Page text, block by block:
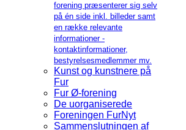
forening præsenterer sig selv
på én side inkl. billeder samt
en række relevante
informationer -
kontaktinformationer,
bestyrelsesmedlemmer mv.
Kunst og kunstnere på
Fur
Fur Ø-forening
De uorganiserede
Foreningen FurNyt
Sammenslutningen af